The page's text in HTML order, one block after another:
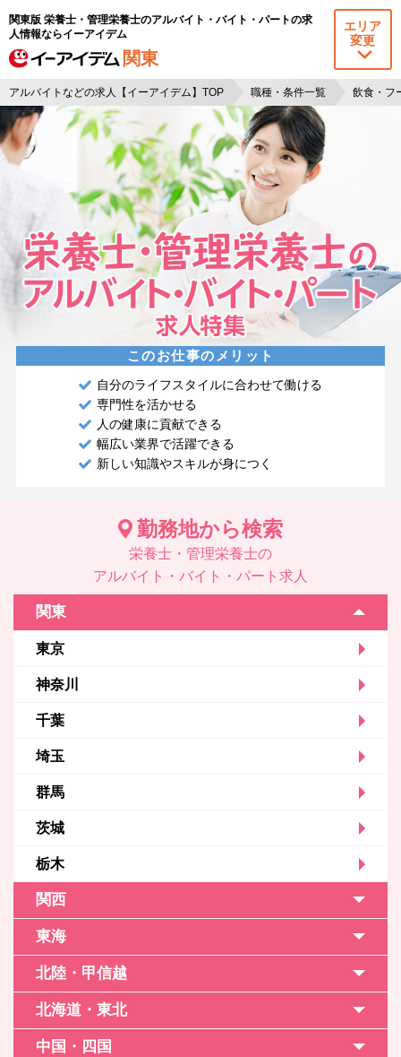
関東版 栄養士・管理栄養士のアルバイト・バイト・パートの求
人情報ならイーアイデム
関東
エリア
変更
アルバイトなどの求人【イーアイデム】TOP 職種・条件一覧 飲食・フ
このお仕事のメリット
自分のライフスタイルに合わせて働ける
専門性を活かせる
人の健康に貢献できる
幅広い業界で活躍できる
新しい知識やスキルが身につく
勤務地から検索
栄養士・管理栄養士の
アルバイト・バイト・パート求人
関東
東京
神奈川
千葉
埼玉
群馬
茨城
栃木
関西
東海
北陸・甲信越
北海道・東北
中国・四国